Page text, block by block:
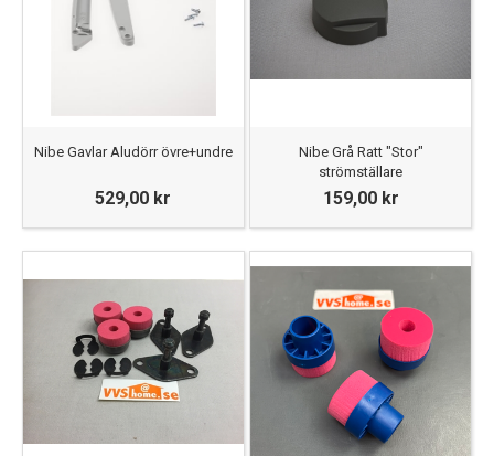
Nibe Gavlar Aludörr övre+undre
529,00 kr
Nibe Grå Ratt "Stor"
strömställare
159,00 kr